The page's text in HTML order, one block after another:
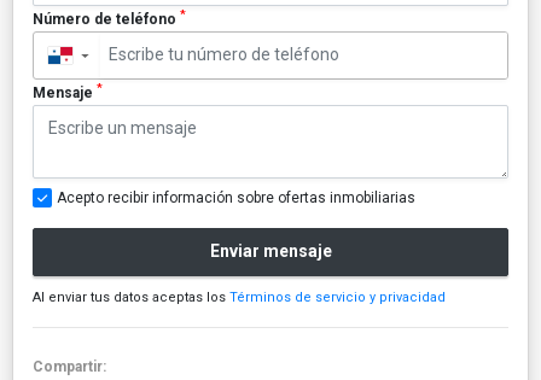
Número de teléfono *
▼
Mensaje *
Acepto recibir información sobre ofertas inmobiliarias
Enviar mensaje
Al enviar tus datos aceptas los Términos de servicio y privacidad
Compartir: